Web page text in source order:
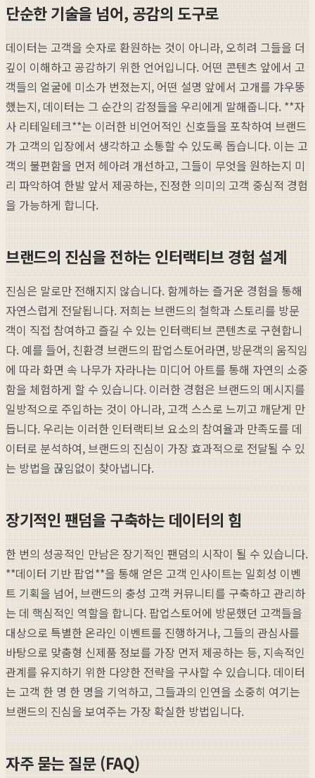
단순한 기술을 넘어, 공감의 도구로
데이터는 고객을 숫자로 환원하는 것이 아니라, 오히려 그들을 더
깊이 이해하고 공감하기 위한 언어입니다. 어떤 콘텐츠 앞에서 고
객들의 얼굴에 미소가 번졌는지, 어떤 설명 앞에서 고개를 갸우뚱
했는지, 데이터는 그 순간의 감정들을 우리에게 말해줍니다. **자
사 리테일테크**는 이러한 비언어적인 신호들을 포착하여 브랜드
가 고객의 입장에서 생각하고 소통할 수 있도록 돕습니다. 이는 고
객의 불편함을 먼저 헤아려 개선하고, 그들이 무엇을 원하는지 미
리 파악하여 한발 앞서 제공하는, 진정한 의미의 고객 중심적 경험
을 가능하게 합니다.
브랜드의 진심을 전하는 인터랙티브 경험 설계
진심은 말로만 전해지지 않습니다. 함께하는 즐거운 경험을 통해
자연스럽게 전달됩니다. 저희는 브랜드의 철학과 스토리를 방문
객이 직접 참여하고 즐길 수 있는 인터랙티브 콘텐츠로 구현합니
다. 예를 들어, 친환경 브랜드의 팝업스토어라면, 방문객의 움직임
에 따라 화면 속 나무가 자라나는 미디어 아트를 통해 자연의 소중
함을 체험하게 할 수 있습니다. 이러한 경험은 브랜드의 메시지를
일방적으로 주입하는 것이 아니라, 고객 스스로 느끼고 깨닫게 만
듭니다. 우리는 이러한 인터랙티브 요소의 참여율과 만족도를 데
이터로 분석하여, 브랜드의 진심이 가장 효과적으로 전달될 수 있
는 방법을 끊임없이 찾아냅니다.
장기적인 팬덤을 구축하는 데이터의 힘
한 번의 성공적인 만남은 장기적인 팬덤의 시작이 될 수 있습니다.
**데이터 기반 팝업**을 통해 얻은 고객 인사이트는 일회성 이벤
트 기획을 넘어, 브랜드의 충성 고객 커뮤니티를 구축하고 관리하
는 데 핵심적인 역할을 합니다. 팝업스토어에 방문했던 고객들을
대상으로 특별한 온라인 이벤트를 진행하거나, 그들의 관심사를
바탕으로 맞춤형 신제품 정보를 가장 먼저 제공하는 등, 지속적인
관계를 유지하기 위한 다양한 전략을 구사할 수 있습니다. 데이터
는 고객 한 명 한 명을 기억하고, 그들과의 인연을 소중히 여기는
브랜드의 진심을 보여주는 가장 확실한 방법입니다.
자주 묻는 질문 (FAQ)